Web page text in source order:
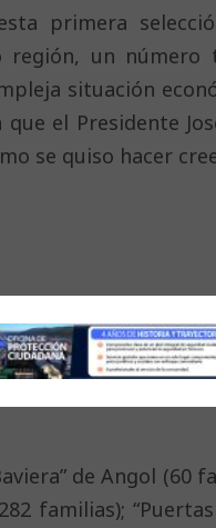
primera
región, un
situación
el Presidente
se quiso hacer
de Angol (60
familias);